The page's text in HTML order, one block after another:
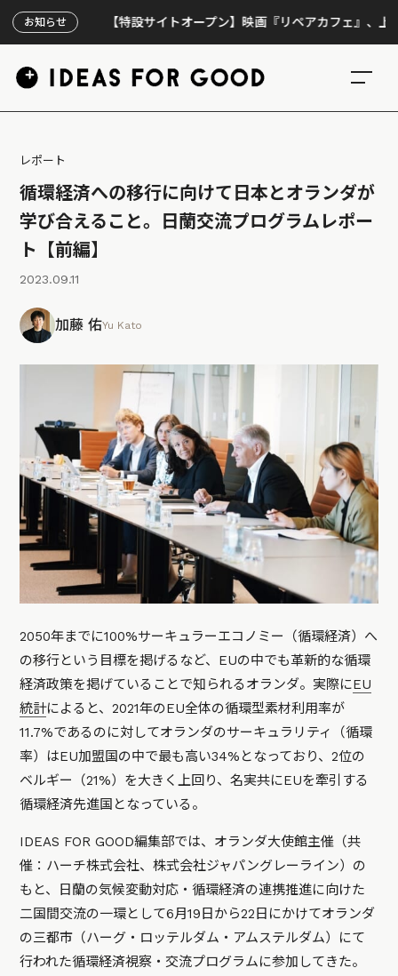
お知らせ
【特設サイトオープン】映画『リペアカフェ』、上映300回の先で
レポート
循環経済への移行に向けて日本とオランダが
学び合えること。日蘭交流プログラムレポー
ト【前編】
2023.09.11
加藤 佑Yu Kato
2050年までに100%サーキュラーエコノミー（循環経済）へ
の移行という目標を掲げるなど、EUの中でも革新的な循環
経済政策を掲げていることで知られるオランダ。実際にEU
統計によると、2021年のEU全体の循環型素材利用率が
11.7%であるのに対してオランダのサーキュラリティ（循環
率）はEU加盟国の中で最も高い34%となっており、2位の
ベルギー（21%）を大きく上回り、名実共にEUを牽引する
循環経済先進国となっている。
IDEAS FOR GOOD編集部では、オランダ大使館主催（共
催：ハーチ株式会社、株式会社ジャパングレーライン）の
もと、日蘭の気候変動対応・循環経済の連携推進に向けた
二国間交流の一環として6月19日から22日にかけてオランダ
の三都市（ハーグ・ロッテルダム・アムステルダム）にて
行われた循環経済視察・交流プログラムに参加してきた。